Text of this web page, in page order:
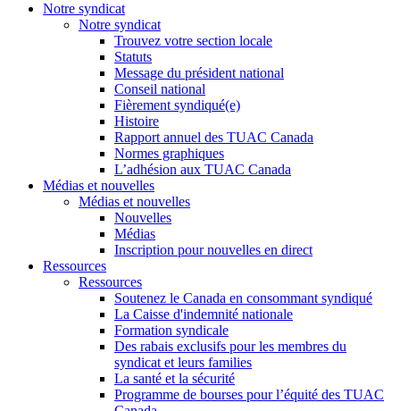
Notre syndicat
Notre syndicat
Trouvez votre section locale
Statuts
Message du président national
Conseil national
Fièrement syndiqué(e)
Histoire
Rapport annuel des TUAC Canada
Normes graphiques
L’adhésion aux TUAC Canada
Médias et nouvelles
Médias et nouvelles
Nouvelles
Médias
Inscription pour nouvelles en direct
Ressources
Ressources
Soutenez le Canada en consommant syndiqué
La Caisse d'indemnité nationale
Formation syndicale
Des rabais exclusifs pour les membres du
syndicat et leurs families
La santé et la sécurité
Programme de bourses pour l’équité des TUAC